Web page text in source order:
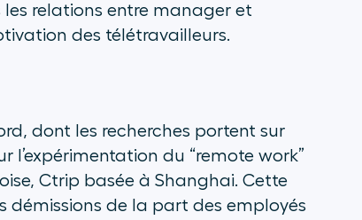
relations entre manager et
des télétravailleurs.
dont les recherches portent sur
l’expérimentation du “remote work”
Ctrip basée à Shanghai. Cette
de la part des employés